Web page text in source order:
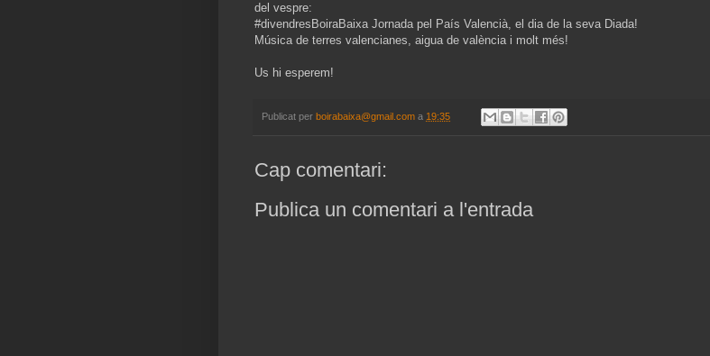
del vespre:
#divendresBoiraBaixa Jornada pel País Valencià, el dia de la seva Diada!
Música de terres valencianes, aigua de valència i molt més!
Us hi esperem!
Publicat per boirabaixa@gmail.com a 19:35
Cap comentari:
Publica un comentari a l'entrada